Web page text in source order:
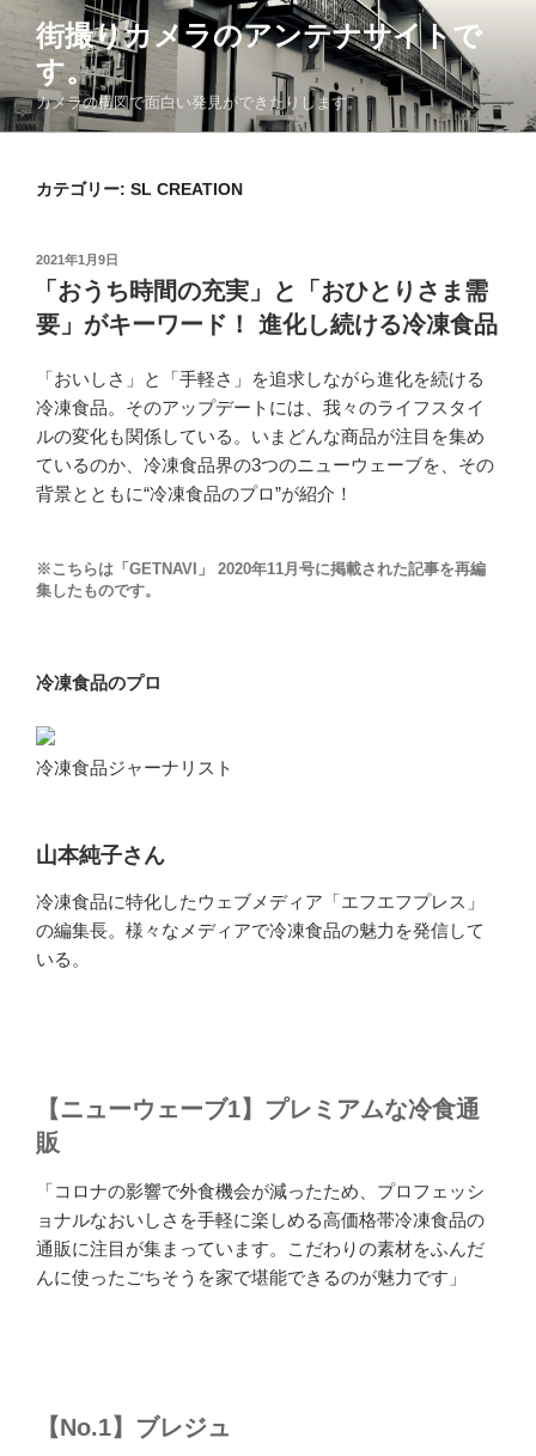
コ
ン
テ
ン
ツ
街撮りカメラのアンテナサイトで
す。
カメラの構図で面白い発見ができたりします。
カテゴリー: SL CREATION
投
稿
2021年1月9日
「おうち時間の充実」と「おひとりさま需
要」がキーワード！ 進化し続ける冷凍食品
「おいしさ」と「手軽さ」を追求しながら進化を続ける
冷凍食品。そのアップデートには、我々のライフスタイ
ルの変化も関係している。いまどんな商品が注目を集め
ているのか、冷凍食品界の3つのニューウェーブを、その
背景とともに“冷凍食品のプロ”が紹介！
※こちらは「GETNAVI」 2020年11月号に掲載された記事を再編
集したものです。
冷凍食品のプロ
冷凍食品ジャーナリスト
山本純子さん
冷凍食品に特化したウェブメディア「エフエフプレス」
の編集長。様々なメディアで冷凍食品の魅力を発信して
いる。
【ニューウェーブ1】プレミアムな冷食通
販
「コロナの影響で外食機会が減ったため、プロフェッシ
ョナルなおいしさを手軽に楽しめる高価格帯冷凍食品の
通販に注目が集まっています。こだわりの素材をふんだ
んに使ったごちそうを家で堪能できるのが魅力です」
【No.1】ブレジュ